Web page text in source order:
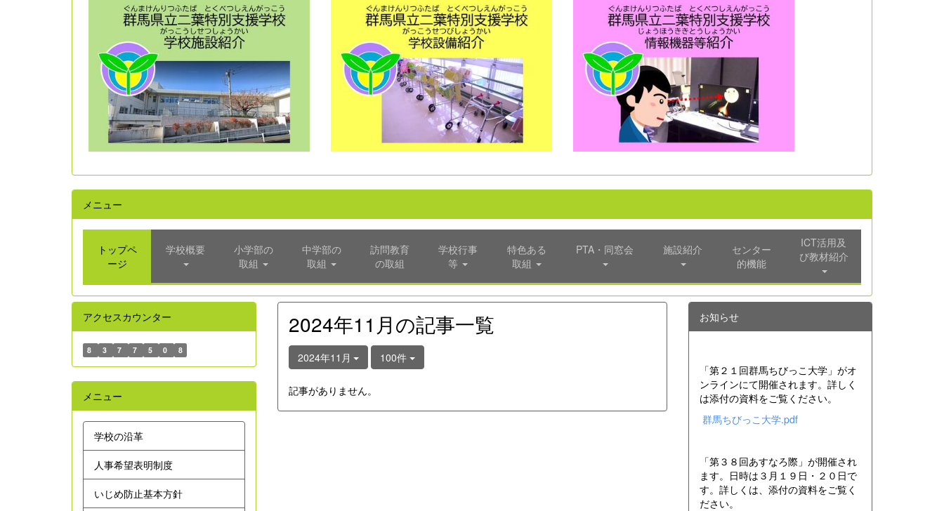
メニュー
トップペ
ージ
学校概要
小学部の
取組
中学部の
取組
訪問教育
の取組
学校行事
等
特色ある
取組
PTA・同窓会 施設紹介
センター
的機能
ICT活用及
び教材紹介
2024年11月の記事一覧
2024年11月 100件
記事がありません。
アクセスカウンター
8 3 7 7 5 0 8
メニュー
学校の沿革
人事希望表明制度
いじめ防止基本方針
お知らせ
「第２１回群馬ちびっこ大学」がオ
ンラインにて開催されます。詳しく
は添付の資料をご覧ください。
群馬ちびっこ大学.pdf
「第３８回あすなろ際」が開催され
ます。日時は３月１９日・２０日で
す。詳しくは、添付の資料をご覧く
ださい。